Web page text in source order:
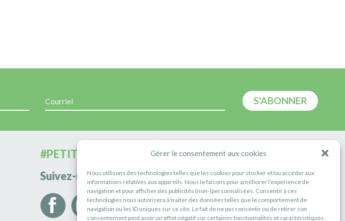
Gérer le consentement aux cookies
Nous utilisons des technologies telles que les cookies pour stocker et/ou accéder aux
informations relatives aux appareils. Nous le faisons pour améliorer l’expérience de
navigation et pour afficher des publicités (non-)personnalisées. Consentir à ces
technologies nous autorisera à traiter des données telles que le comportement de
navigation ou les ID uniques sur ce site. Le fait de ne pas consentir ou de retirer son
consentement peut avoir un effet négatif sur certaines fonctonnalités et caractéristiques.
#PETITERIVIÈRE
Suivez-nous